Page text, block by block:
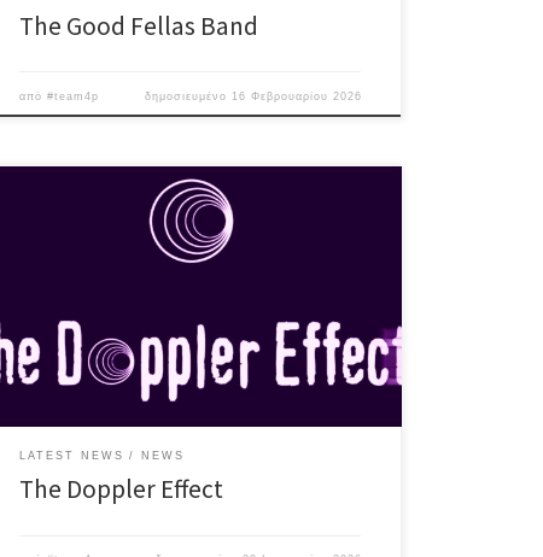
The Good Fellas Band
από#team4p δημοσιευμένο 16 Φεβρουαρίου 2026
Long-term “σχέση” με την Αθηναϊκή σκηνή από το
μακρινό 2012(!) και ως – γνήσιο – φαινόμενο Doppler,
διάδραση με το κοινό! Παρουσιάζουν δυνατές &
ενδιαφέρουσες διασκευές από όλο το φάσμα του […]
LATEST NEWS NEWS
The Doppler Effect